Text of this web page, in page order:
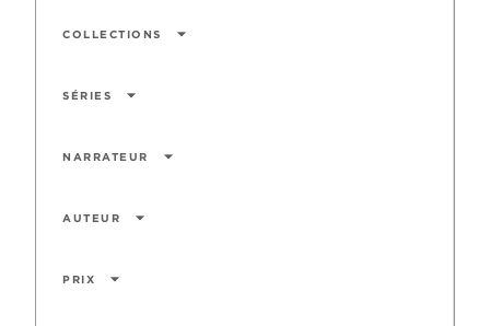
COLLECTIONS arrow_drop_down
SÉRIES arrow_drop_down
NARRATEUR arrow_drop_down
AUTEUR arrow_drop_down
PRIX arrow_drop_down